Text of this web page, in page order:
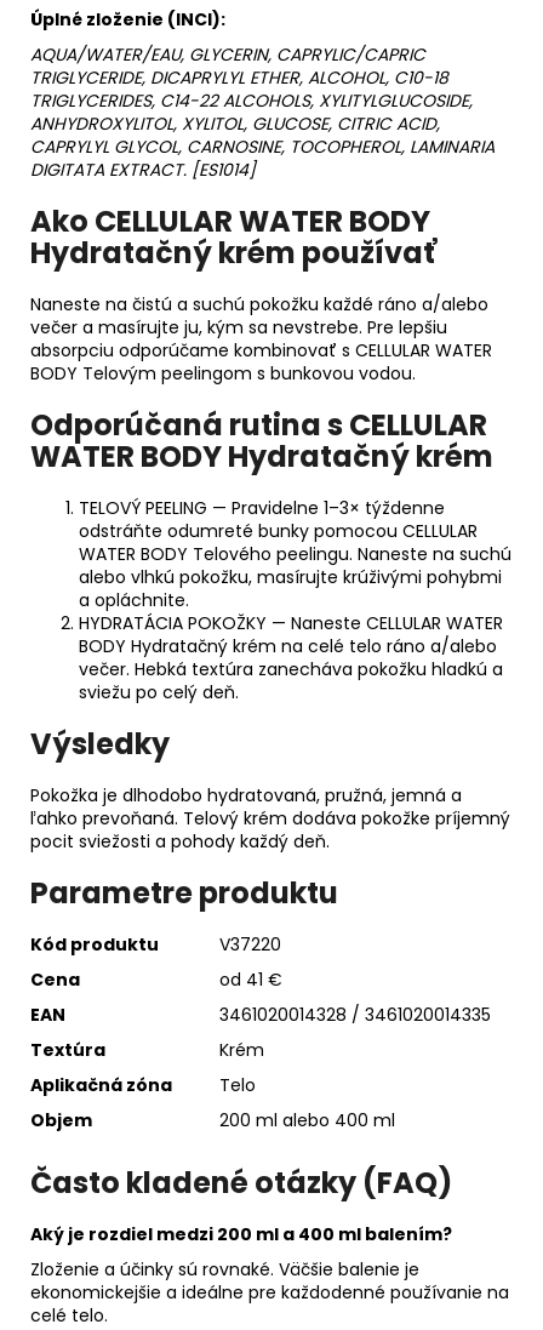
Úplné zloženie (INCI):
AQUA/WATER/EAU, GLYCERIN, CAPRYLIC/CAPRIC
TRIGLYCERIDE, DICAPRYLYL ETHER, ALCOHOL, C10-18
TRIGLYCERIDES, C14-22 ALCOHOLS, XYLITYLGLUCOSIDE,
ANHYDROXYLITOL, XYLITOL, GLUCOSE, CITRIC ACID,
CAPRYLYL GLYCOL, CARNOSINE, TOCOPHEROL, LAMINARIA
DIGITATA EXTRACT. [ES1014]
Ako CELLULAR WATER BODY
Hydratačný krém používať
Naneste na čistú a suchú pokožku každé ráno a/alebo
večer a masírujte ju, kým sa nevstrebe. Pre lepšiu
absorpciu odporúčame kombinovať s CELLULAR WATER
BODY Telovým peelingom s bunkovou vodou.
Odporúčaná rutina s CELLULAR
WATER BODY Hydratačný krém
TELOVÝ PEELING — Pravidelne 1–3× týždenne
odstráňte odumreté bunky pomocou CELLULAR
WATER BODY Telového peelingu. Naneste na suchú
alebo vlhkú pokožku, masírujte krúživými pohybmi
a opláchnite.
HYDRATÁCIA POKOŽKY — Naneste CELLULAR WATER
BODY Hydratačný krém na celé telo ráno a/alebo
večer. Hebká textúra zanecháva pokožku hladkú a
sviežu po celý deň.
Výsledky
Pokožka je dlhodobo hydratovaná, pružná, jemná a
ľahko prevoňaná. Telový krém dodáva pokožke príjemný
pocit sviežosti a pohody každý deň.
Parametre produktu
Kód produktu
V37220
Cena
od 41 €
EAN
3461020014328 / 3461020014335
Textúra
Krém
Aplikačná zóna
Telo
Objem
200 ml alebo 400 ml
Často kladené otázky (FAQ)
Aký je rozdiel medzi 200 ml a 400 ml balením?
Zloženie a účinky sú rovnaké. Väčšie balenie je
ekonomickejšie a ideálne pre každodenné používanie na
celé telo.